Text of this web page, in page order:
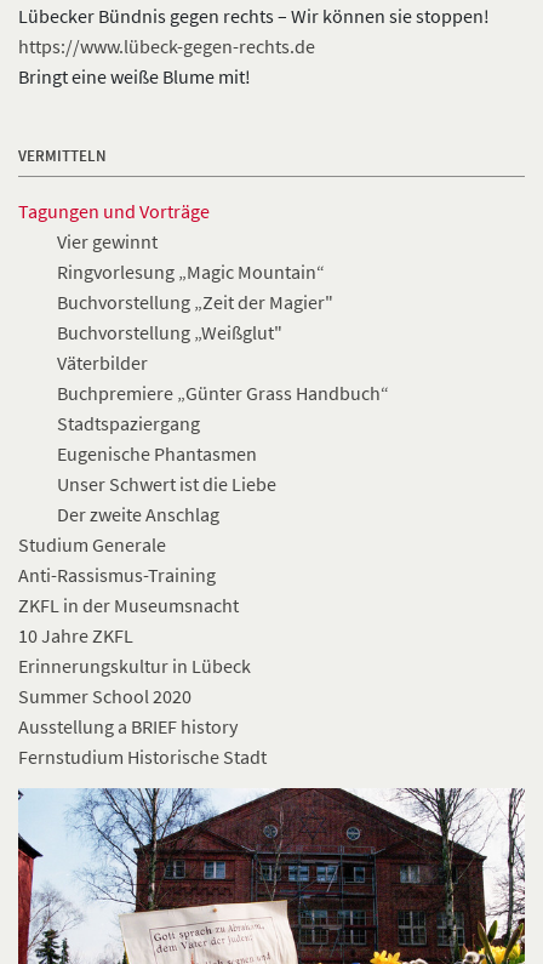
Lübecker Bündnis gegen rechts – Wir können sie stoppen!
https://www.lübeck-gegen-rechts.de
Bringt eine weiße Blume mit!
VERMITTELN
Tagungen und Vorträge
Vier gewinnt
Ringvorlesung „Magic Mountain“
Buchvorstellung „Zeit der Magier"
Buchvorstellung „Weißglut"
Väterbilder
Buchpremiere „Günter Grass Handbuch“
Stadtspaziergang
Eugenische Phantasmen
Unser Schwert ist die Liebe
Der zweite Anschlag
Studium Generale
Anti-Rassismus-Training
ZKFL in der Museumsnacht
10 Jahre ZKFL
Erinnerungskultur in Lübeck
Summer School 2020
Ausstellung a BRIEF history
Fernstudium Historische Stadt